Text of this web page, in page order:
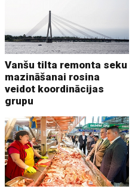
Vanšu tilta remonta seku
mazināšanai rosina
veidot koordinācijas
grupu